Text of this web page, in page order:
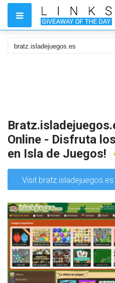
Online - Disfruta
en Isla de Juegos!
Visit bratz.isladejuegos.es